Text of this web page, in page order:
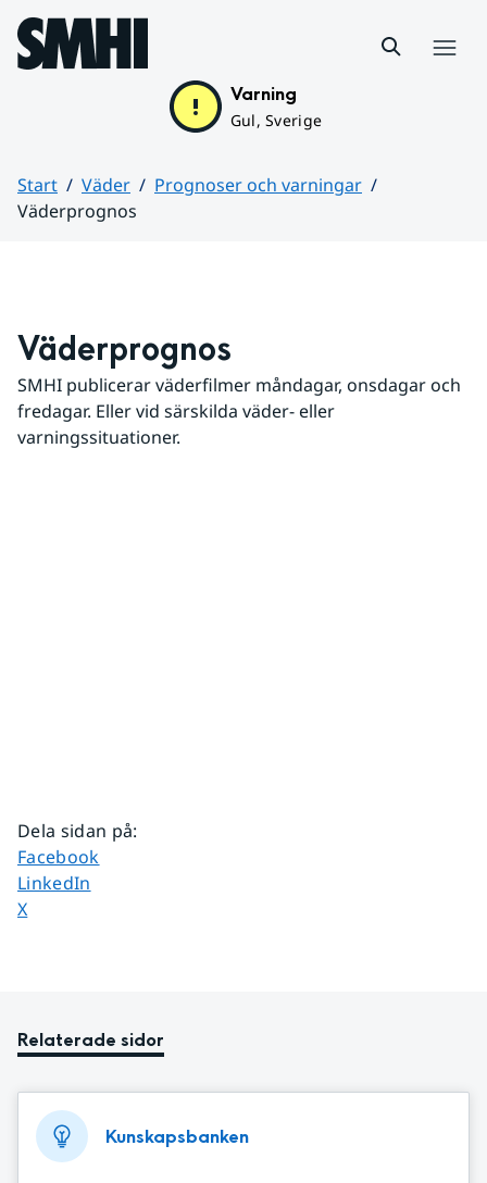
Hoppa till sidans innehåll
Varning
Gul, Sverige
Start Väder
Prognoser och varningar
Väderprognos
Väderprognos
SMHI publicerar väderfilmer måndagar, onsdagar och
fredagar. Eller vid särskilda väder- eller
varningssituationer.
Dela sidan på:
Dela sidan på
Facebook
Dela sidan på
LinkedIn
Dela sidan på
X
Relaterade sidor
Kunskapsbanken